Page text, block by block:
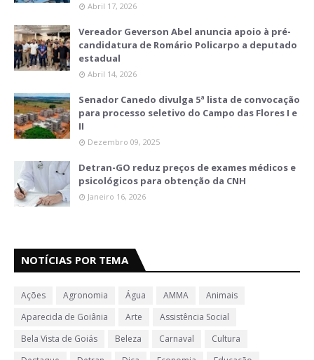
Abril 17, 2026
Vereador Geverson Abel anuncia apoio à pré-
candidatura de Romário Policarpo a deputado
estadual
Abril 14, 2026
Senador Canedo divulga 5ª lista de convocação
para processo seletivo do Campo das Flores I e
II
Dezembro 09, 2025
Detran-GO reduz preços de exames médicos e
psicológicos para obtenção da CNH
Janeiro 16, 2026
NOTÍCIAS POR TEMA
Ações Agronomia Água AMMA
Animais
Aparecida de Goiânia
Arte
Assistência Social
Bela Vista de Goiás
Beleza Carnaval
Cultura